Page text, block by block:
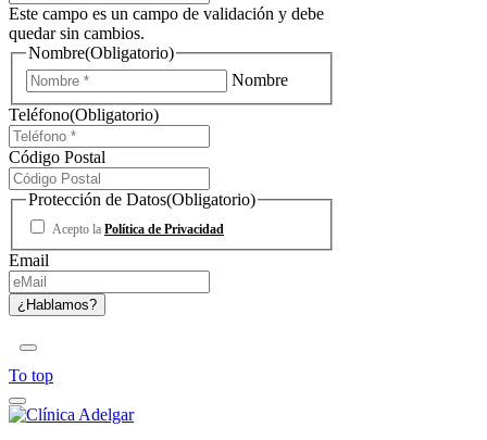
Este campo es un campo de validación y debe
quedar sin cambios.
Nombre(Obligatorio)
Nombre
Teléfono(Obligatorio)
Código Postal
Protección de Datos(Obligatorio)
Acepto la Política de Privacidad
Email
To top